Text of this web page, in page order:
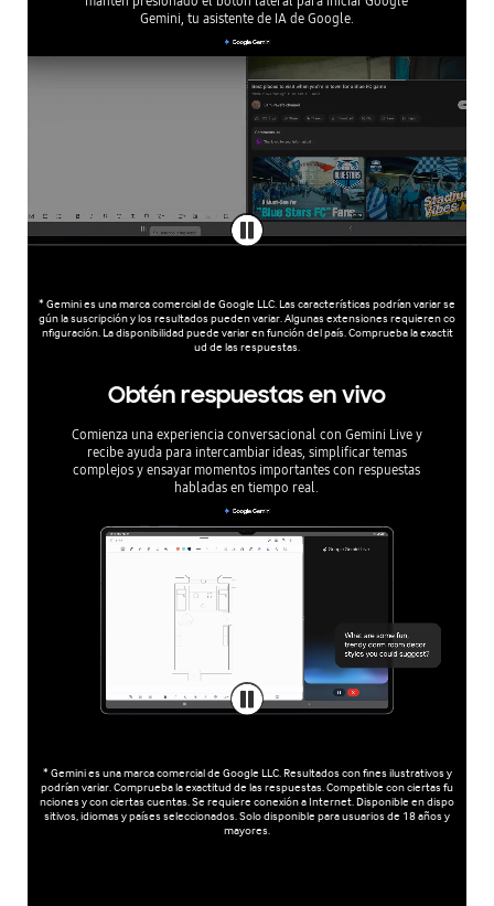
Gemini, tu asistente de IA de Google.
* Gemini es una marca comercial de Google LLC. Las características podrían variar se
gún la suscripción y los resultados pueden variar. Algunas extensiones requieren co
nfiguración. La disponibilidad puede variar en función del país. Comprueba la exactit
ud de las respuestas.
Obtén respuestas en vivo
Comienza una experiencia conversacional con Gemini Live y
recibe ayuda para intercambiar ideas, simplificar temas
complejos y ensayar momentos importantes con respuestas
habladas en tiempo real.
* Gemini es una marca comercial de Google LLC. Resultados con fines ilustrativos y
podrían variar. Comprueba la exactitud de las respuestas. Compatible con ciertas fu
nciones y con ciertas cuentas. Se requiere conexión a Internet. Disponible en dispo
sitivos, idiomas y países seleccionados. Solo disponible para usuarios de 18 años y
mayores.